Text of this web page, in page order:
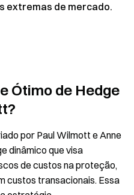
extremas de mercado.
Ótimo de Hedge
por Paul Wilmott e Anne
dinâmico que visa
de custos na proteção,
custos transacionais. Essa